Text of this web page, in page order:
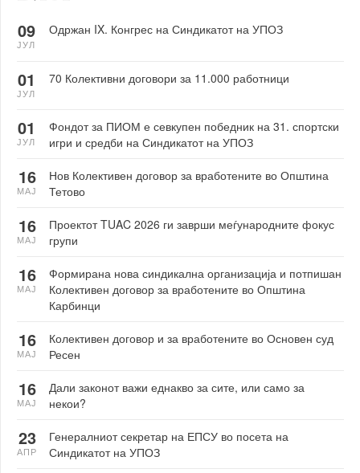
Одржан IX. Конгрес на Синдикатот на УПОЗ
09
ЈУЛ
70 Колективни договори за 11.000 работници
01
ЈУЛ
Фондот за ПИОМ е севкупен победник на 31. спортски
игри и средби на Синдикатот на УПОЗ
01
ЈУЛ
Нов Колективен договор за вработените во Општина
Тетово
16
МАЈ
Проектот TUAC 2026 ги заврши меѓународните фокус
групи
16
МАЈ
Формирана нова синдикална организација и потпишан
Колективен договор за вработените во Општина
Карбинци
16
МАЈ
Колективен договор и за вработените во Основен суд
Ресен
16
МАЈ
Дали законот важи еднакво за сите, или само за
некои?
16
МАЈ
Генералниот секретар на ЕПСУ во посета на
Синдикатот на УПОЗ
23
АПР